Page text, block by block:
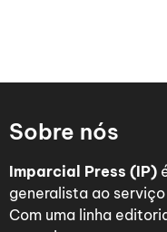
Sobre nós
Imparcial Press (IP)
generalista ao
Com uma linha